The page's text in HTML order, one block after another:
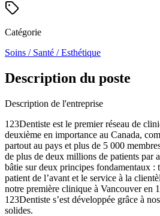
Catégorie
Soins / Santé / Esthétique
Description du poste
Description de l'entreprise
123Dentiste est le premier réseau de
deuxième en importance au Canada,
partout au pays et plus de 5 000
de plus de deux millions de patients par
bâtie sur deux principes fondamentaux :
patient de l’avant et le service à la
notre première clinique à Vancouver en
123Dentiste s’est développée grâce à
solides.